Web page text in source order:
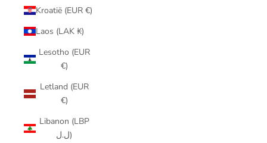
Kroatië (EUR €)
Laos (LAK ₭)
Lesotho (EUR
€)
Letland (EUR
€)
Libanon (LBP
ل.ل)